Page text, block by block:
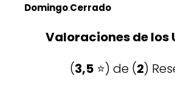
Domingo:Cerrado
Valoraciones de los
(3,5 ⭐️) de (2)